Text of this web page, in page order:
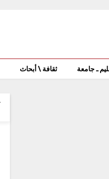
ـ جامعة ثقافة \ أبحاث